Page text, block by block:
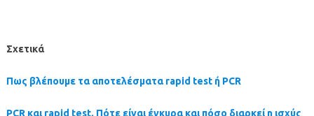
Σχετικά
Πως βλέπουμε τα αποτελέσματα rapid test ή PCR
PCR και rapid test. Πότε είναι έγκυρα και πόσο διαρκεί η ισχύς